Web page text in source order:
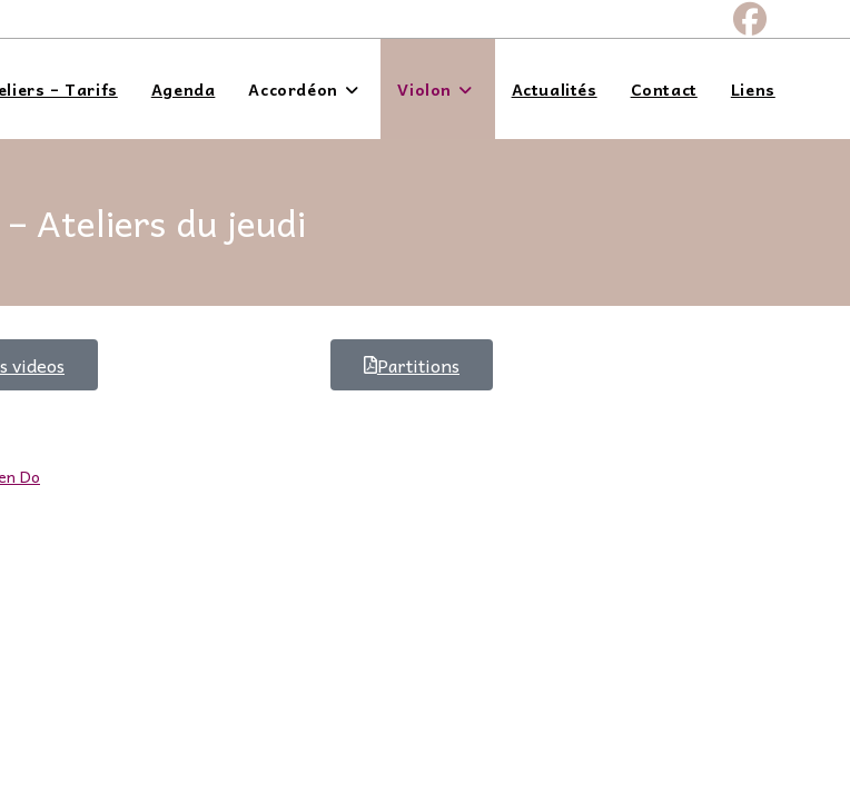
– Tarifs Agenda Accordéon Violon Actualités Contact Liens
Ateliers du jeudi
videos Partitions
Do